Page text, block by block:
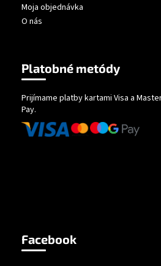
Moja objednávka
O nás
Platobné metódy
Prijímame platby kartami Visa a
Pay.
Facebook